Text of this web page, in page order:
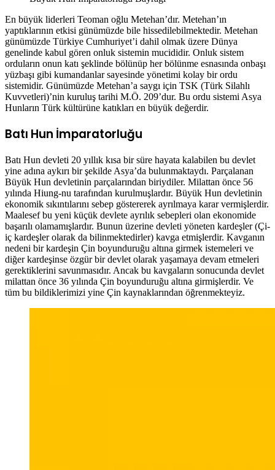
En büyük liderleri Teoman oğlu Metehan’dır. Metehan’ın
yaptıklarının etkisi günümüzde bile hissedilebilmektedir. Metehan
günümüzde Türkiye Cumhuriyet’i dahil olmak üzere Dünya
genelinde kabul gören onluk sistemin mucididir. Onluk sistem
orduların onun katı şeklinde bölünüp her bölünme esnasında onbaşı
yüzbaşı gibi kumandanlar sayesinde yönetimi kolay bir ordu
sistemidir. Günümüzde Metehan’a saygı için TSK (Türk Silahlı
Kuvvetleri)’nin kuruluş tarihi M.Ö. 209’dur. Bu ordu sistemi Asya
Hunların Türk kültürüne katıkları en büyük değerdir.
Batı Hun İmparatorluğu
Batı Hun devleti 20 yıllık kısa bir süre hayata kalabilen bu devlet
yine adına aykırı bir şekilde Asya’da bulunmaktaydı. Parçalanan
Büyük Hun devletinin parçalarından biriydiler. Milattan önce 56
yılında Hiung-nu tarafından kurulmuşlardır. Büyük Hun devletinin
ekonomik sıkıntılarını sebep göstererek ayrılmaya karar vermişlerdir.
Maalesef bu yeni küçük devlete ayrılık sebepleri olan ekonomide
başarılı olamamışlardır. Bunun üzerine devleti yöneten kardeşler (Çi-
iç kardeşler olarak da bilinmektedirler) kavga etmişlerdir. Kavganın
nedeni bir kardeşin Çin boyunduruğu altına girmek istemeleri ve
diğer kardeşinse özgür bir devlet olarak yaşamaya devam etmeleri
gerektiklerini savunmasıdır. Ancak bu kavgaların sonucunda devlet
milattan önce 36 yılında Çin boyunduruğu altına girmişlerdir. Ve
tüm bu bildiklerimizi yine Çin kaynaklarından öğrenmekteyiz.